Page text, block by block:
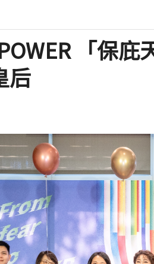
submenu (關
submenu (友
「保
后